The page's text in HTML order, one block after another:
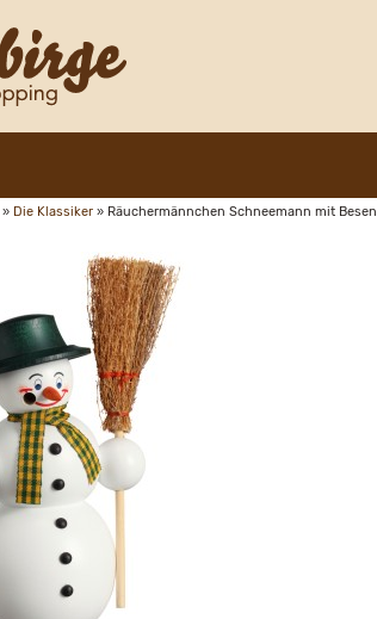
» Die Klassiker » Räuchermännchen Schneemann mit Besen